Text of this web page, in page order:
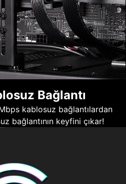
Bağlantı
kablosuz bağlantılardan
bağlantının keyfini çıkar!